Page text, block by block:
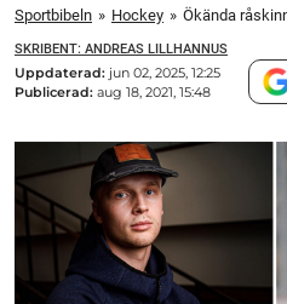
Sportbibeln » Hockey »
SKRIBENT: ANDREAS LILLHANNUS
Uppdaterad: jun 02, 2025, 12:25
Publicerad: aug 18, 2021, 15:48